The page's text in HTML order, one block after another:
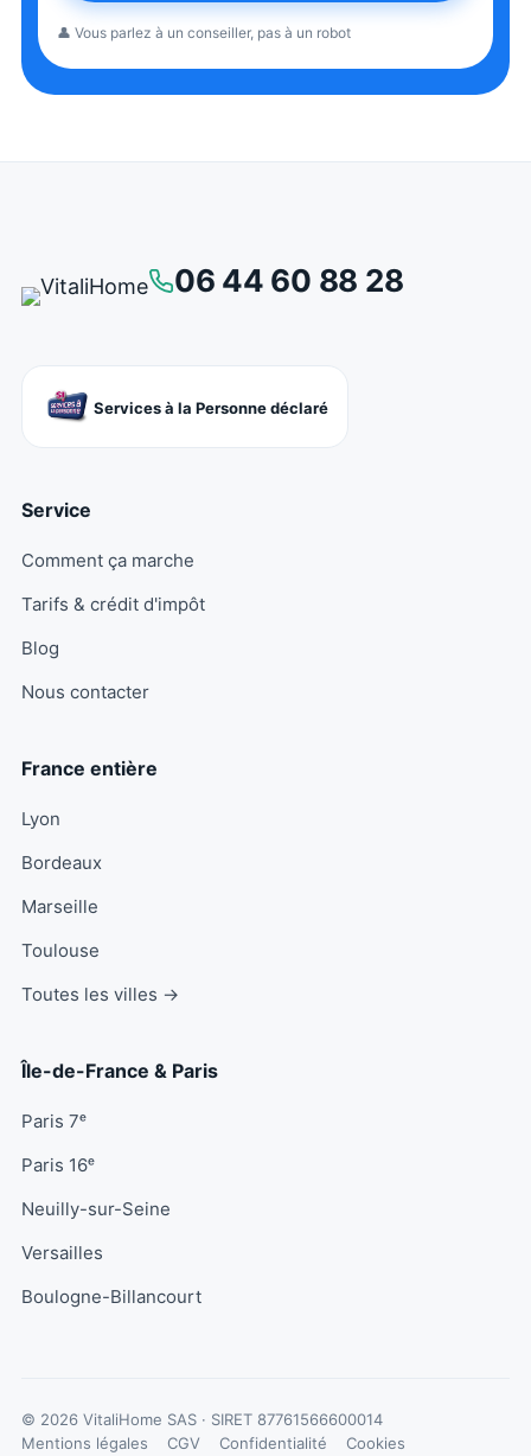
👤 Vous parlez à un conseiller, pas à un robot
06 44 60 88 28
Services à la Personne déclaré
Service
Comment ça marche
Tarifs & crédit d'impôt
Blog
Nous contacter
France entière
Lyon
Bordeaux
Marseille
Toulouse
Toutes les villes →
Île-de-France & Paris
Paris 7ᵉ
Paris 16ᵉ
Neuilly-sur-Seine
Versailles
Boulogne-Billancourt
© 2026 VitaliHome SAS · SIRET 87761566600014
Mentions légales
CGV Confidentialité Cookies